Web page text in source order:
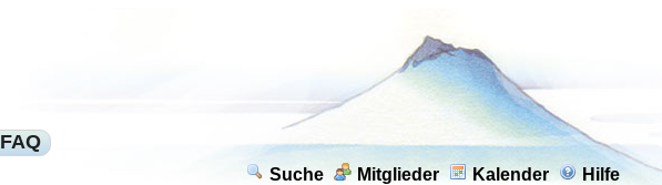
FAQ
Suche Mitglieder Kalender Hilfe